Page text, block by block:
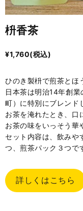
枡香茶
¥1,760(税込)
ひのき製枡で煎茶とほ
日本茶は明治14年創
町）に特別にブレンド
お茶を淹れたとき、口
お茶の味をいっそう華
セット内容は、飲みや
つ、煎茶パック３つで
詳しくはこちら